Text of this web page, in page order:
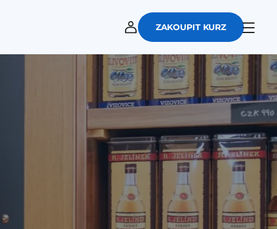
ZAKOUPIT KURZ